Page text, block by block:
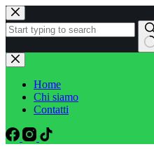
Home
Chi siamo
Contatti